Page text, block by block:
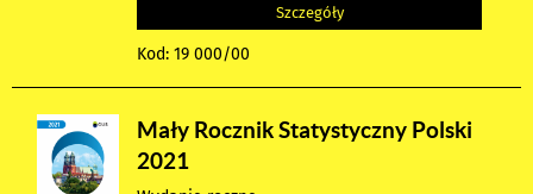
Szczegóły
Kod: 19 000/00
Mały Rocznik Statystyczny Polski
2021